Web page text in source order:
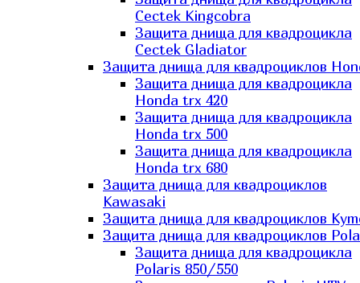
Cectek Kingcobra
Защита днища для квадроцикла
Cectek Gladiator
Защита днища для квадроциклов
Защита днища для квадроцикла
Honda trx 420
Защита днища для квадроцикла
Honda trx 500
Защита днища для квадроцикла
Honda trx 680
Защита днища для квадроциклов
Kawasaki
Защита днища для квадроциклов
Защита днища для квадроциклов
Защита днища для квадроцикла
Polaris 850/550